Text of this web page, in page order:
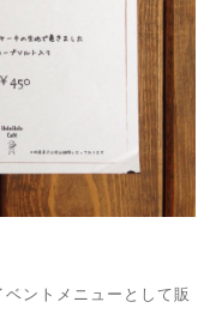
ントメニューとして販